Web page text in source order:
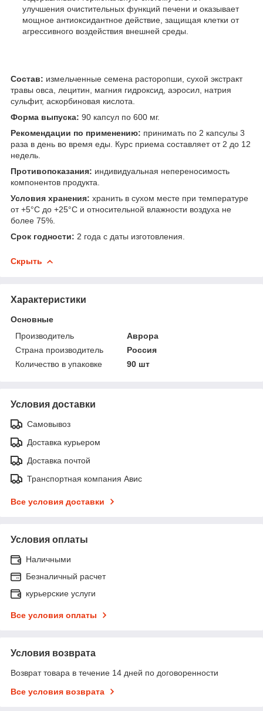
улучшения очистительных функций печени и оказывает
мощное антиоксидантное действие, защищая клетки от
агрессивного воздействия внешней среды.
Состав: измельченные семена расторопши, сухой экстракт
травы овса, лецитин, магния гидроксид, аэросил, натрия
сульфит, аскорбиновая кислота.
Форма выпуска: 90 капсул по 600 мг.
Рекомендации по применению: принимать по 2 капсулы 3
раза в день во время еды. Курс приема составляет от 2 до 12
недель.
Противопоказания: индивидуальная непереносимость
компонентов продукта.
Условия хранения: хранить в сухом месте при температуре
от +5°С до +25°С и относительной влажности воздуха не
более 75%.
Срок годности: 2 года с даты изготовления.
Скрыть
Характеристики
Основные
Производитель
Аврора
Страна производитель
Россия
Количество в упаковке
90 шт
Условия доставки
Самовывоз
Доставка курьером
Доставка почтой
Транспортная компания Авис
Все условия доставки
Условия оплаты
Наличными
Безналичный расчет
курьерские услуги
Все условия оплаты
Условия возврата
Возврат товара в течение 14 дней по договоренности
Все условия возврата